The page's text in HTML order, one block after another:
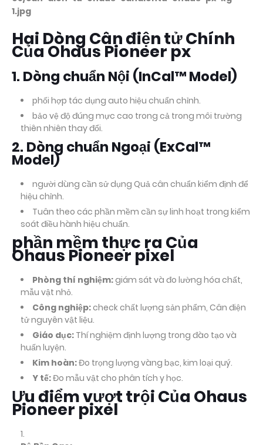
Hai Dòng Cân điện tử Chính
Của Ohaus Pioneer px
1. Dòng chuẩn Nội (InCal™ Model)
phối hợp tác dụng auto hiệu chuẩn chỉnh.
bảo vệ độ đúng mực cao trong cả trong môi trường
thiên nhiên thay đổi.
2. Dòng chuẩn Ngoại (ExCal™
Model)
người dùng cần sử dụng Quả cân chuẩn kiểm định để
hiệu chỉnh.
Tuân theo các phần mềm cần sự linh hoạt trong kiểm
soát điều hành hiệu chuẩn.
phần mềm thực ra Của
Ohaus Pioneer pixel
Phòng thí nghiệm:giám sát và đo lường hóa chất,
mẫu vật nhỏ.
Công nghiệp:check chất lượng sản phẩm, Cân điện
tử nguyên vật liệu.
Giáo dục: Thí nghiệm định lượng trong đào tạo và
huấn luyện.
Kim hoàn:Đo trọng lượng vàng bạc, kim loại quý.
Y tế:Đo mẫu vật cho phân tích y học.
Ưu điểm vượt trội Của Ohaus
Pioneer pixel